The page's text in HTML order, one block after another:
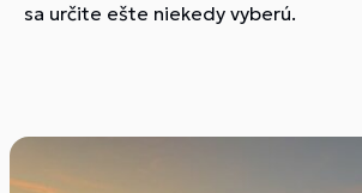
sa určite ešte niekedy vyberú.